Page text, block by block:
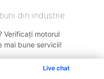
Live chat
din industrie
Verificați motorul
mai bune servicii!